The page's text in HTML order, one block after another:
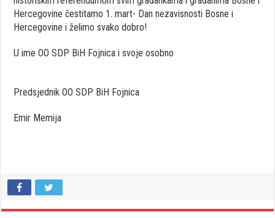
Hercegovine čestitamo 1. mart- Dan nezavisnosti Bosne i
Hercegovine i želimo svako dobro!
U ime OO SDP BiH Fojnica i svoje osobno
Predsjednik OO SDP BiH Fojnica
Emir Memija